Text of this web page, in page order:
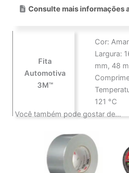
Consulte mais informações
Fita
Automotiva
3M™
Cor:
Largura:
mm, 48
121 °C
Você também pode gostar de…